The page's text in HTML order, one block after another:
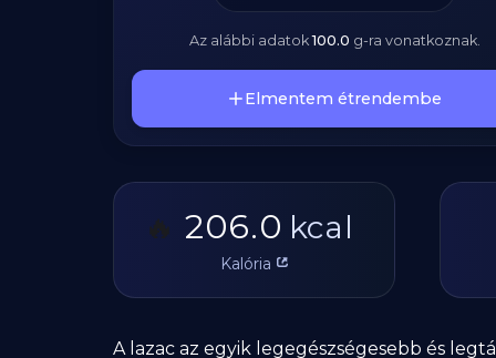
Az alábbi adatok100.0 g-ra vonatkoznak.
Elmentem étrendembe
🔥 206.0 kcal
Kalória
A lazac az egyik legegészségesebb és